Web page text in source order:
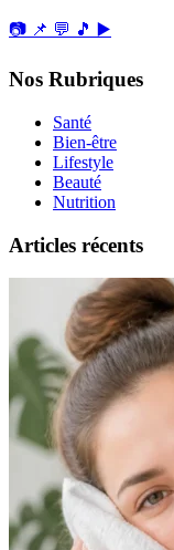
📷 📌 💬 🎵 ▶️
Nos Rubriques
Santé
Bien-être
Lifestyle
Beauté
Nutrition
Articles récents